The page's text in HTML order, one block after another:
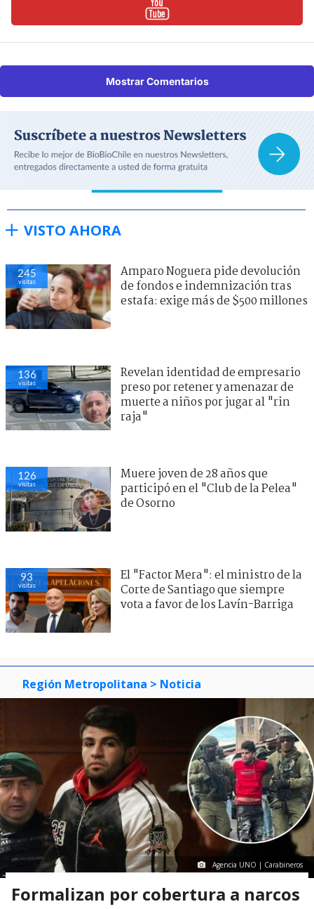
Mostrar Comentarios
VISTO AHORA
245
visitas
Amparo Noguera pide devolución
de fondos e indemnización tras
estafa: exige más de $500 millones
136
visitas
Revelan identidad de empresario
preso por retener y amenazar de
muerte a niños por jugar al "rin
raja"
126
visitas
Muere joven de 28 años que
participó en el "Club de la Pelea"
de Osorno
93
visitas
El "Factor Mera": el ministro de la
Corte de Santiago que siempre
vota a favor de los Lavín-Barriga
Región Metropolitana > Noticia
Agencia UNO | Carabineros
Formalizan por cobertura a narcos